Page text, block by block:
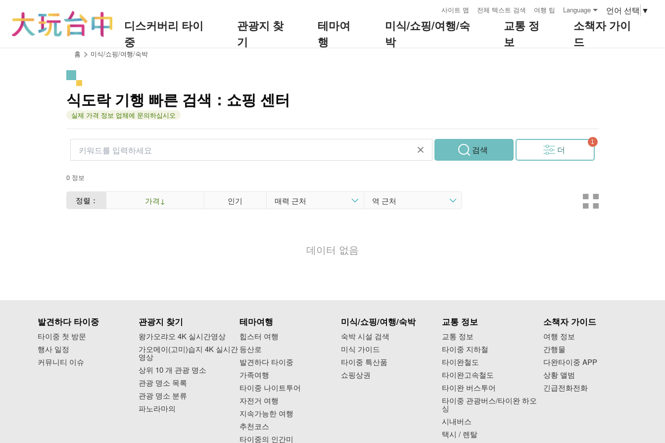
사이트 맵 전체 텍스트 검색 여행 팁 Language 언어 선택 ▼
디스커버리 타이
중
관광지 찾
기
테마여
행
미식/쇼핑/여행/숙
박
교통 정
보
소책자 가이
드
홈 미식/쇼핑/여행/숙박
식도락 기행 빠른 검색：쇼핑 센터
실제 가격 정보 업체에 문의하십시오
검색 더
0 정보
정렬： 가격↓ 인기
데이터 없음
발견하다 타이중
타이중 첫 방문
행사 일정
커뮤니티 이슈
관광지 찾기
왕가오랴오 4K 실시간영상
가오메이(고미)습지 4K 실시간
영상
상위 10 개 관광 명소
관광 명소 목록
관광 명소 분류
파노라마의
테마여행
힙스터 여행
등산로
발견하다 타이중
가족여행
타이중 나이트투어
자전거 여행
지속가능한 여행
추천코스
타이중의 인간미
미식/쇼핑/여행/숙박
숙박 시설 검색
미식 가이드
타이중 특산품
쇼핑상권
교통 정보
교통 정보
타이중 지하철
타이완철도
타이완고속철도
타이완 버스투어
타이중 관광버스/타이완 하오
싱
시내버스
택시 / 렌탈
소책자 가이드
여행 정보
간행물
다완타이중 APP
상황 앨범
긴급전화전화